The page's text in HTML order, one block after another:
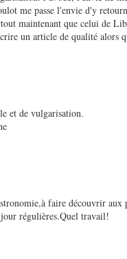
me passe l'envie d'y
maintenant que celui de
un article de qualité alors
et de vulgarisation.
faire découvrir aux
régulières.Quel travail!